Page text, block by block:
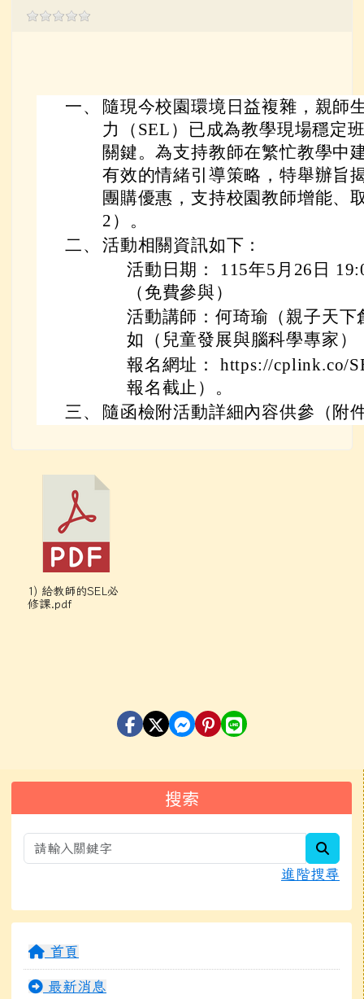
一、
隨現今校園環境日益複雜，親師
力（SEL）已成為教學現場穩定
關鍵。為支持教師在繁忙教學中
有效的情緒引導策略，特舉辦旨
團購優惠，支持校園教師增能、
2）。
二、 活動相關資訊如下：
活動日期： 115年5月26日
（免費參與）
活動講師：何琦瑜（親子天
如（兒童發展與腦科學專家）
報名網址： https://cplink.co/
報名截止）。
三、
隨函檢附活動詳細內容供參（附
1) 給教師的SEL必
修課.pdf
搜索
進階搜尋
首頁
最新消息